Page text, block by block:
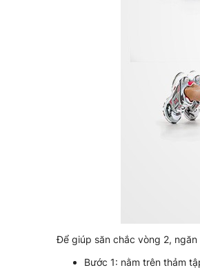
Để giúp săn chắc vòng 2,
Bước 1: nằm trên thảm